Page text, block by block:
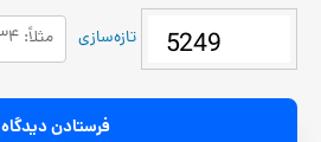
تازه‌سازی
فرستادن دیدگاه